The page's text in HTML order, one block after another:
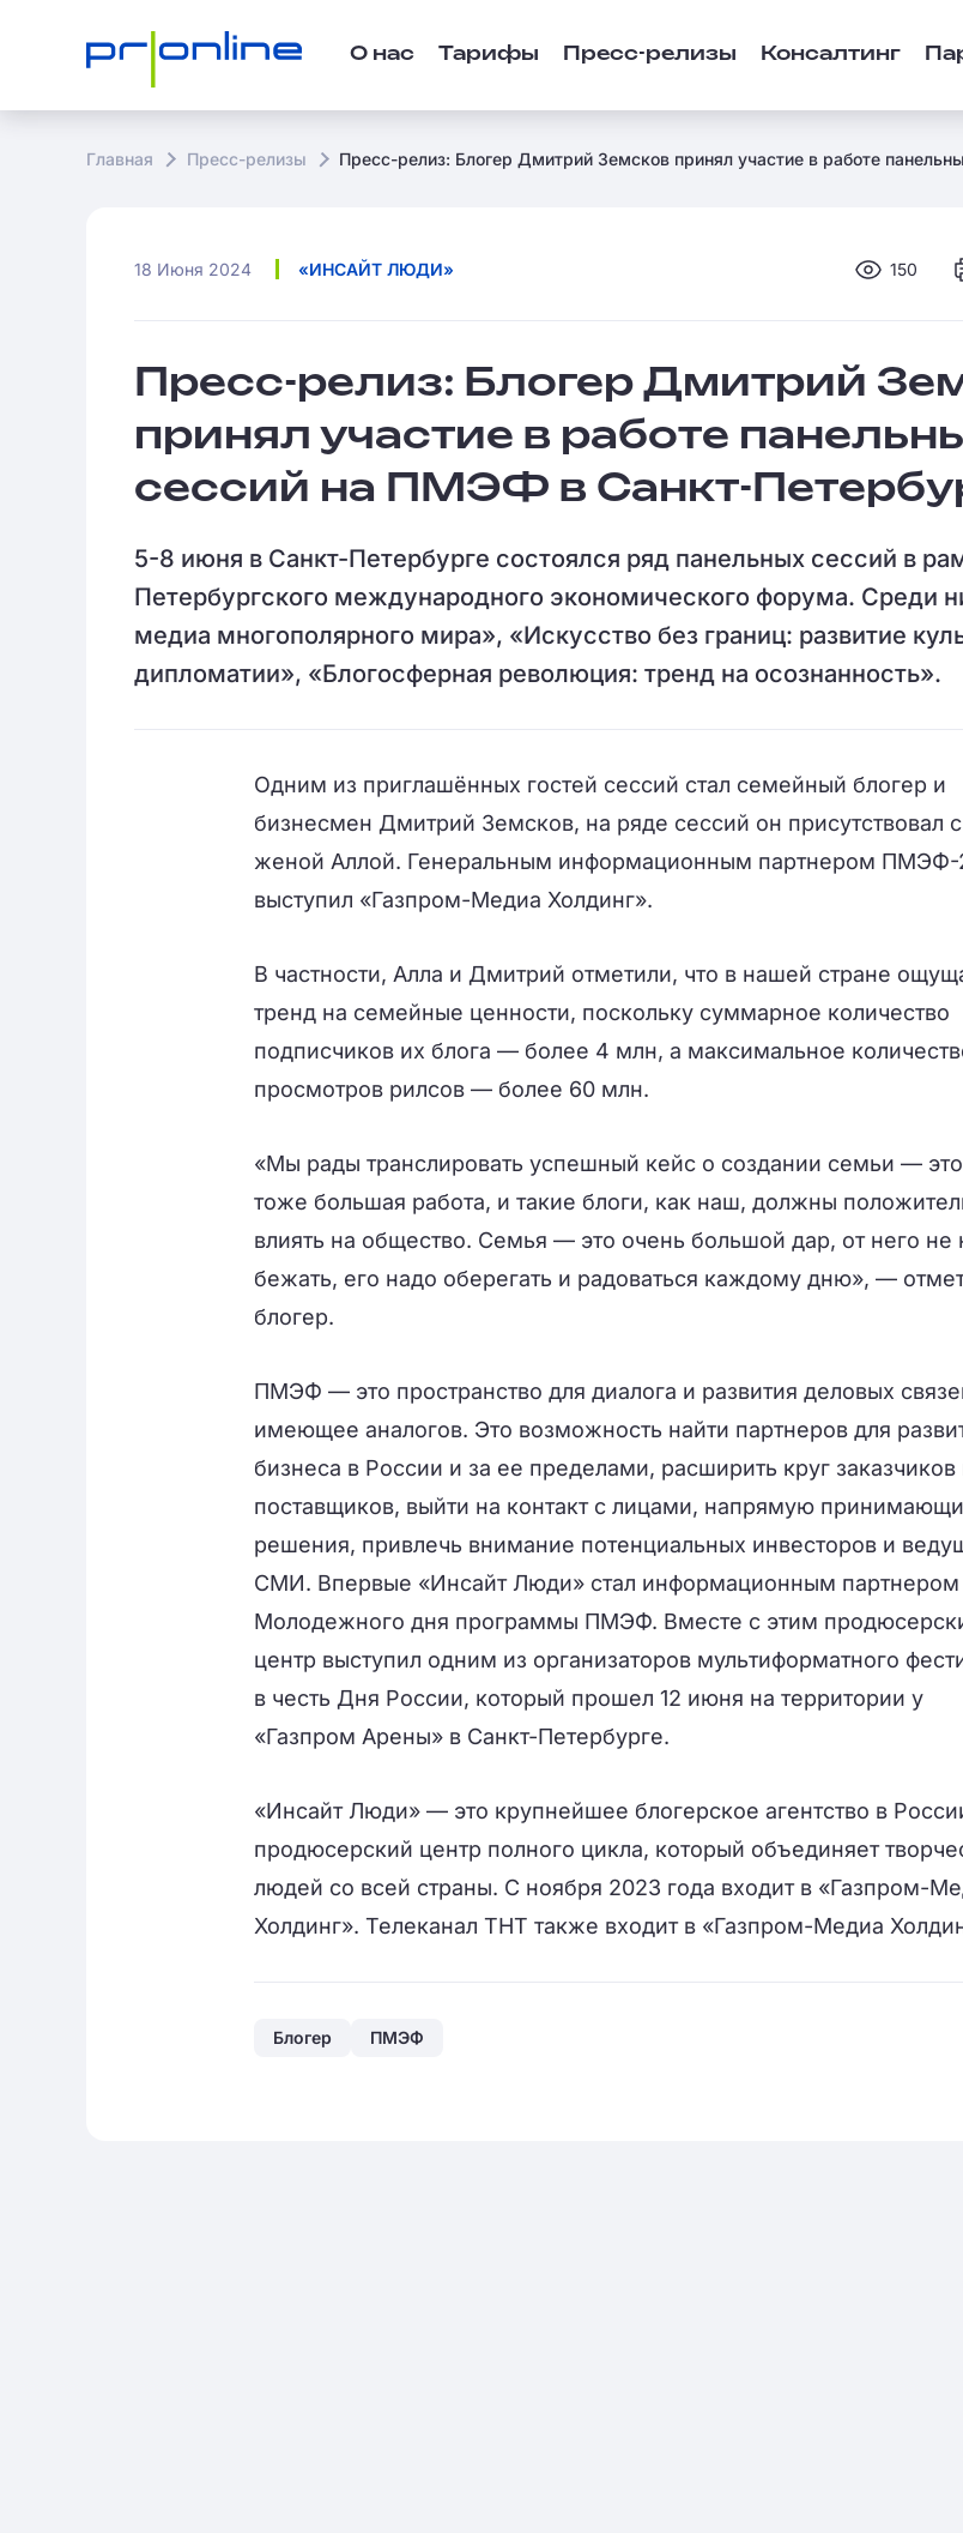
О нас Тарифы Пресс-релизы Консалтинг
Главная Пресс-релизы Пресс-релиз: Блогер Дмитрий Земсков принял участие в работе
18 Июня 2024 «ИНСАЙТ ЛЮДИ» 150
Пресс-релиз: Блогер Дмитрий
принял участие в работе
сессий на ПМЭФ в Санкт-
5-8 июня в Санкт-Петербурге состоялся ряд панельных сессий в
Петербургского международного экономического форума. Среди
медиа многополярного мира», «Искусство без границ: развитие
дипломатии», «Блогосферная революция: тренд на осознанность».
Одним из приглашённых гостей сессий стал семейный блогер и
бизнесмен Дмитрий Земсков, на ряде сессий он присутствовал с
женой Аллой. Генеральным информационным партнером ПМЭФ-
выступил «Газпром-Медиа Холдинг».
В частности, Алла и Дмитрий отметили, что в нашей стране
тренд на семейные ценности, поскольку суммарное количество
подписчиков их блога — более 4 млн, а максимальное
просмотров рилсов — более 60 млн.
«Мы рады транслировать успешный кейс о создании семьи — это
тоже большая работа, и такие блоги, как наш, должны
влиять на общество. Семья — это очень большой дар, от него не
бежать, его надо оберегать и радоваться каждому дню», —
блогер.
ПМЭФ — это пространство для диалога и развития деловых
имеющее аналогов. Это возможность найти партнеров для
бизнеса в России и за ее пределами, расширить круг заказчиков
поставщиков, выйти на контакт с лицами, напрямую
решения, привлечь внимание потенциальных инвесторов и
СМИ. Впервые «Инсайт Люди» стал информационным партнером
Молодежного дня программы ПМЭФ. Вместе с этим
центр выступил одним из организаторов мультиформатного
в честь Дня России, который прошел 12 июня на территории у
«Газпром Арены» в Санкт-Петербурге.
«Инсайт Люди» — это крупнейшее блогерское агентство в
продюсерский центр полного цикла, который объединяет
людей со всей страны. С ноября 2023 года входит в «Газпром-
Холдинг». Телеканал ТНТ также входит в «Газпром-Медиа
Блогер ПМЭФ